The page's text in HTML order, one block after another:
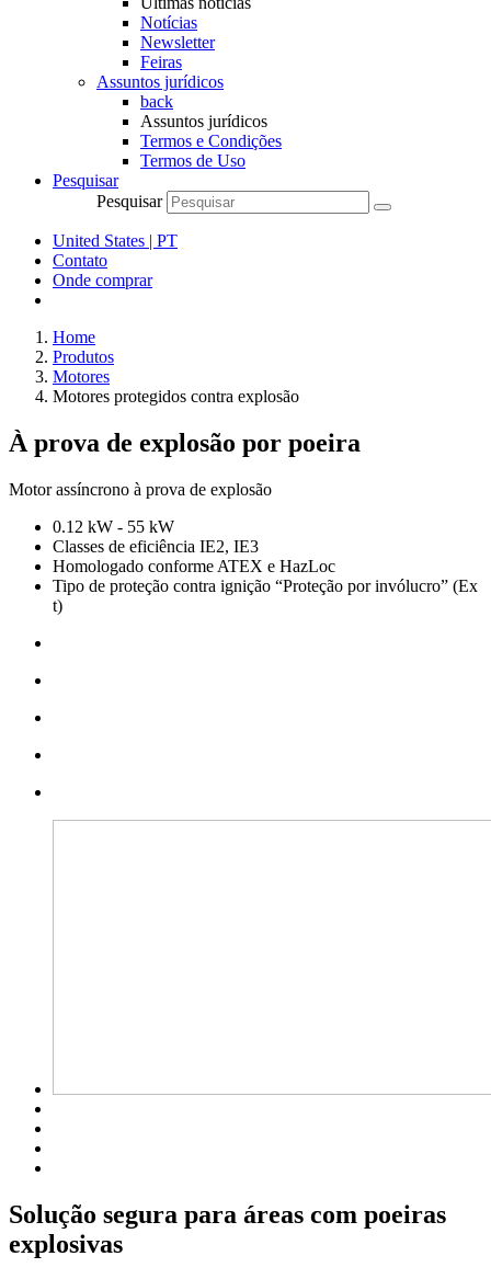
Notícias
Newsletter
Feiras
Assuntos jurídicos
back
Assuntos jurídicos
Termos e Condições
Termos de Uso
Pesquisar
Pesquisar
United States | PT
Contato
Onde comprar
Home
Produtos
Motores
Motores protegidos contra explosão
À prova de explosão por poeira
Motor assíncrono à prova de explosão
0.12 kW - 55 kW
Classes de eficiência IE2, IE3
Homologado conforme ATEX e HazLoc
Tipo de proteção contra ignição “Proteção por invólucro” (Ex
t)
Solução segura para áreas com poeiras
explosivas